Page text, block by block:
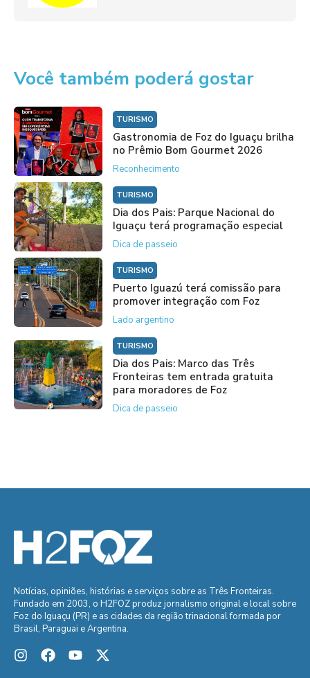
Você também poderá gostar
TURISMO
Gastronomia de Foz do Iguaçu brilha
no Prêmio Bom Gourmet 2026
Reconhecimento
TURISMO
Dia dos Pais: Parque Nacional do
Iguaçu terá programação especial
Dica de passeio
TURISMO
Puerto Iguazú terá comissão para
promover integração com Foz
Lado argentino
TURISMO
Dia dos Pais: Marco das Três
Fronteiras tem entrada gratuita
para moradores de Foz
Dica de passeio
Notícias, opiniões, histórias e serviços sobre as Três Fronteiras.
Fundado em 2003, o H2FOZ produz jornalismo original e local sobre
Foz do Iguaçu (PR) e as cidades da região trinacional formada por
Brasil, Paraguai e Argentina.